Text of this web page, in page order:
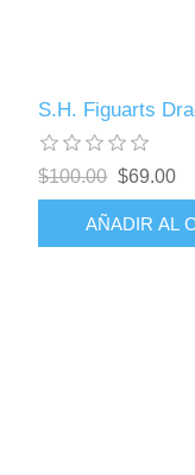
S.H. Figuarts
$100.00 $69.00
AÑADIR AL